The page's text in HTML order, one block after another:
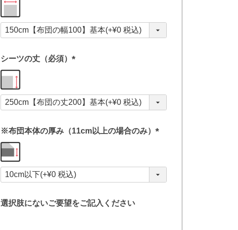
須
)
シーツの丈（必須）
須
)
※布団本体の厚み（11cm以上の場合のみ）
須
選択肢にないご要望をご記入ください